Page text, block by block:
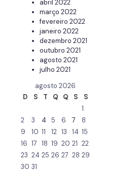
abril 2022
março 2022
fevereiro 2022
janeiro 2022
dezembro 2021
outubro 2021
agosto 2021
julho 2021
agosto 2026
D
S T Q Q S
S
1
2
3 4 5 6 7
8
9
10 11 12 13 14 15
16 17 18 19 20 21 22
23 24 25 26 27 28 29
30 31